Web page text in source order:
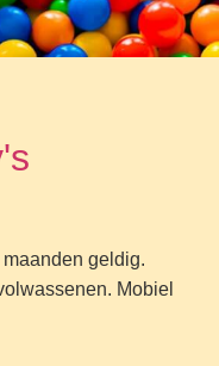
geldig.
Mobiel